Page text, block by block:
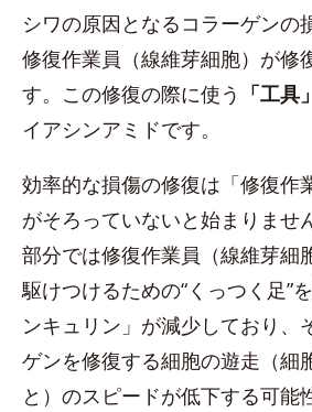
シワの原因となるコラーゲンの
修復作業員（線維芽細胞）が修
す。この修復の際に使う 「工具」
イアシンアミドです。
効率的な損傷の修復は「修復作
がそろっていないと始まりませ
部分では修復作業員（線維芽細
駆けつけるための“くっつく足”
ンキュリン」が減少しており、
ゲンを修復する細胞の遊走（細
と）のスピードが低下する可能